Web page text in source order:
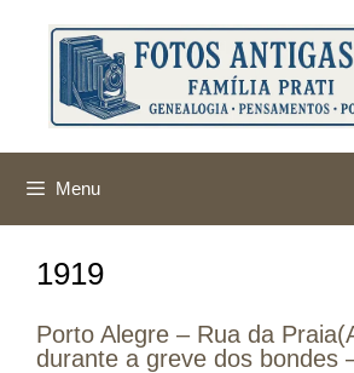
conteúdo
Menu
1919
Porto Alegre – Rua da
durante a greve dos bondes